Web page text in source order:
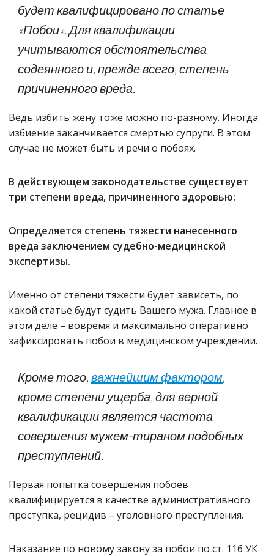
будет квалифицировано по статье
«Побои». Для квалификации
учитываются обстоятельства
содеянного и, прежде всего, степень
причиненного вреда.
Ведь избить жену тоже можно по-разному. Иногда
избиение заканчивается смертью супруги. В этом
случае не может быть и речи о побоях.
В действующем законодательстве существует
три степени вреда, причиненного здоровью:
Определяется степень тяжести нанесенного
вреда заключением судебно-медицинской
экспертизы.
Именно от степени тяжести будет зависеть, по
какой статье будут судить Вашего мужа. Главное в
этом деле – вовремя и максимально оперативно
зафиксировать побои в медицинском учреждении.
Кроме того, важнейшим фактором,
кроме степени ущерба, для верной
квалификации является частота
совершения мужем-тираном подобных
преступлений.
Первая попытка совершения побоев
квалифицируется в качестве административного
проступка, рецидив – уголовного преступления.
Наказание по новому закону за побои по ст. 116 УК